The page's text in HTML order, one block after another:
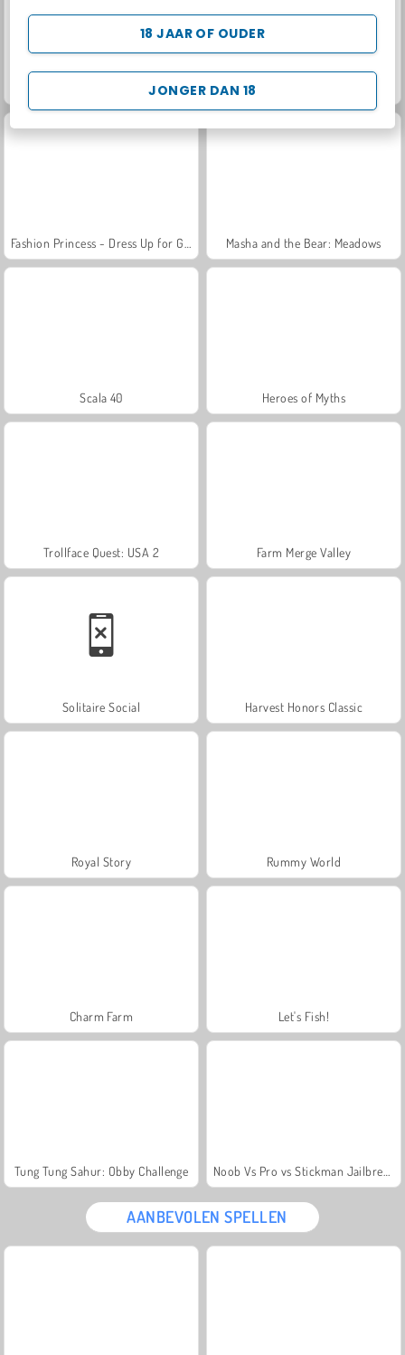
JONGER DAN 18
18 JAAR OF OUDER
Jewel Garden Story Grand Mahjong Connect
Masha and the Bear: Meadows
Scala 40 Heroes of Myths
Trollface Quest: USA 2 Farm Merge Valley
Solitaire Social Harvest Honors Classic
Royal Story Rummy World
Charm Farm Let's Fish!
Tung Tung Sahur: Obby Challenge
AANBEVOLEN SPELLEN